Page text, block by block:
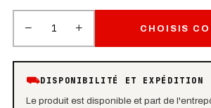
− 1 + CHOISIS
⛟DISPONIBILITÉ ET EXPÉDITION
Le produit est disponible et part de